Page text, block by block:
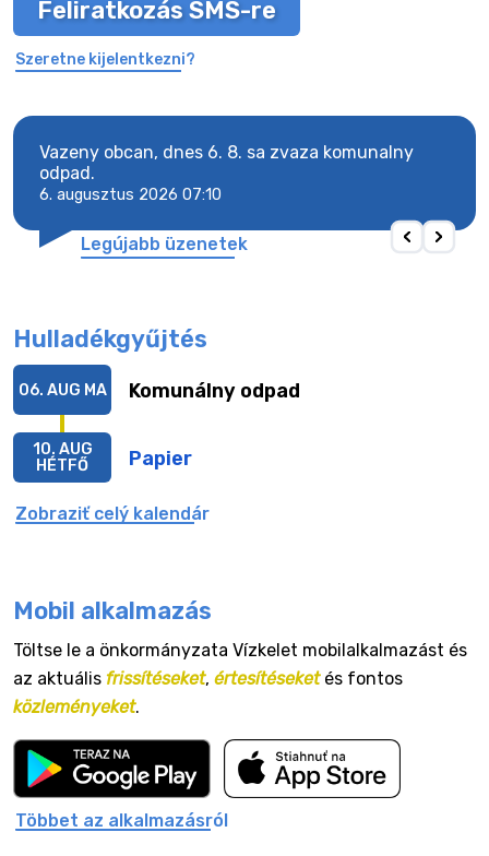
Feliratkozás SMS-re
Szeretne kijelentkezni?
Vazeny obcan, dnes 6. 8. sa zvaza komunalny
odpad.
6. augusztus 2026 07:10
Legújabb üzenetek
Hulladékgyűjtés
Komunálny odpad
06. AUG MA
Papier
10. AUG
HÉTFŐ
Zobraziť celý kalendár
Mobil alkalmazás
Töltse le a önkormányzata Vízkelet mobilalkalmazást és
az aktuális frissítéseket, értesítéseketés fontos
közleményeket.
Többet az alkalmazásról